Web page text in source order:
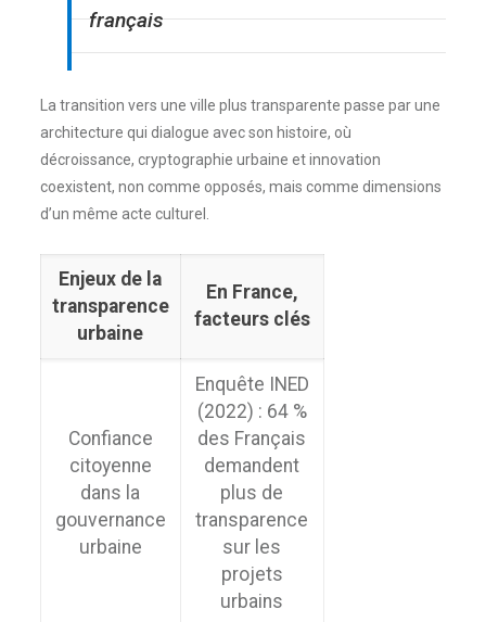
français
La transition vers une ville plus transparente passe par une
architecture qui dialogue avec son histoire, où
décroissance, cryptographie urbaine et innovation
coexistent, non comme opposés, mais comme dimensions
d’un même acte culturel.
Enjeux de la
transparence
urbaine
En France,
facteurs clés
Confiance
citoyenne
dans la
gouvernance
urbaine
Enquête INED
(2022) : 64 %
des Français
demandent
plus de
transparence
sur les
projets
urbains